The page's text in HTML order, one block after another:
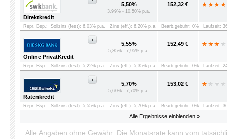
Alle Ergebnisse einblenden »
Direktkredit
5,50%
3,99% - 10,50% p.a.
152,32 €
Repr. Bsp.: Sollzins (fest): 6,03% p.a. Zins (eff.): 6,20% p.a. Bearb.gebühr: 0% Laufzeit:
Online PrivatKredit
5,55%
5,35% - 7,95% p.a.
152,49 €
Repr. Bsp.: Sollzins (fest): 5,22% p.a. Zins (eff.): 5,35% p.a. Bearb.gebühr: 0% Laufzeit:
Ratenkredit
5,70%
5,60% - 7,70% p.a.
153,02 €
Repr. Bsp.: Sollzins (fest): 5,55% p.a. Zins (eff.): 5,70% p.a. Bearb.gebühr: 0% Laufzeit:
Alle Angaben ohne Gewähr. Die Monatsrate kann vom